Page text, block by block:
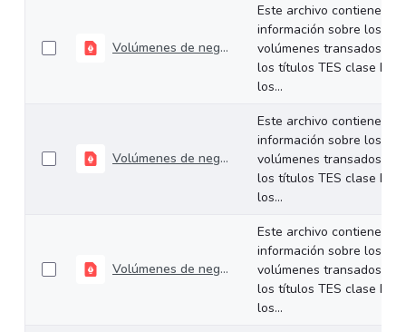
Volúmenes de negociación del 11 al 15 de mayo de 2026
Este archivo contiene
información sobre los
volúmenes transados de
los títulos TES clase B en
los...
Volúmenes de negociación del 04 al 08 de mayo de 2026
Este archivo contiene
información sobre los
volúmenes transados de
los títulos TES clase B en
los...
Volúmenes de negociación del 27 al 30 de abril de 2026
Este archivo contiene
información sobre los
volúmenes transados de
los títulos TES clase B en
los...